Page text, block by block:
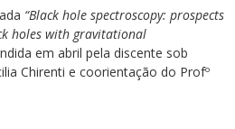
“Black hole spectroscopy: prospects
holes with gravitational
em abril pela discente sob
Chirenti e coorientação do Profº